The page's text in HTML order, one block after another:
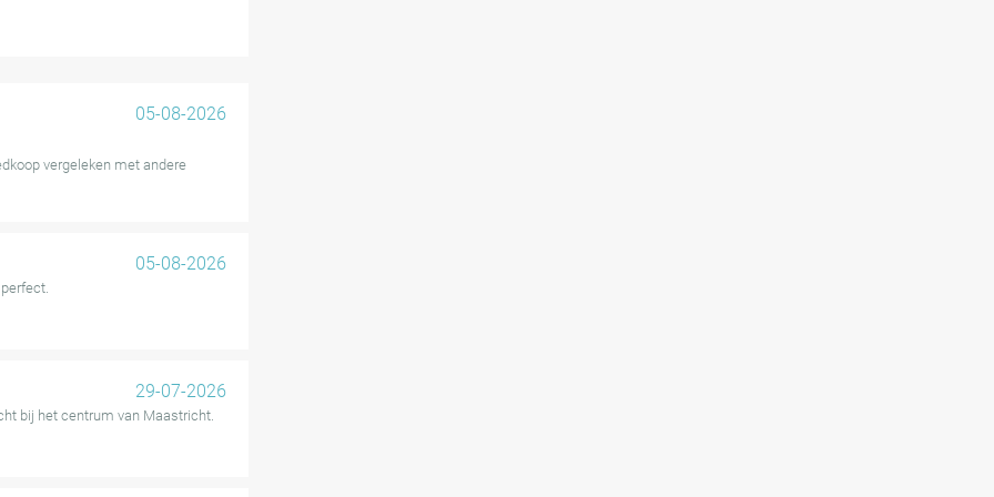
voor zowel
melden met de werking van
enigszins smal
een zeer aanbevolen
vergeleken met andere
05-08-2026
05-08-2026
bij het centrum van Maastricht.
29-07-2026